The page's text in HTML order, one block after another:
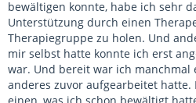
bewältigen konnte, habe ich sehr
Unterstützung durch einen
Therapiegruppe zu holen. Und
mir selbst hatte konnte ich erst
war. Und bereit war ich manchmal
anderes zuvor aufgearbeitet hatte.